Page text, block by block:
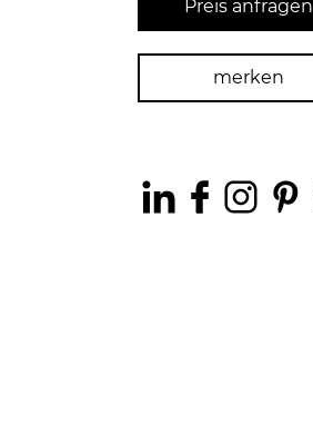
Preis anfragen
merken